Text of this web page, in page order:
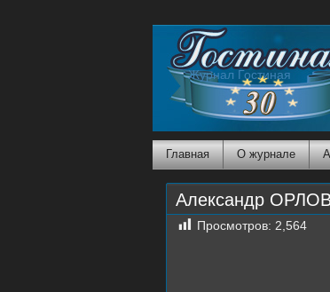
Журнал Гостиная
Главная О журнале
Александр
Просмотров: 2,564